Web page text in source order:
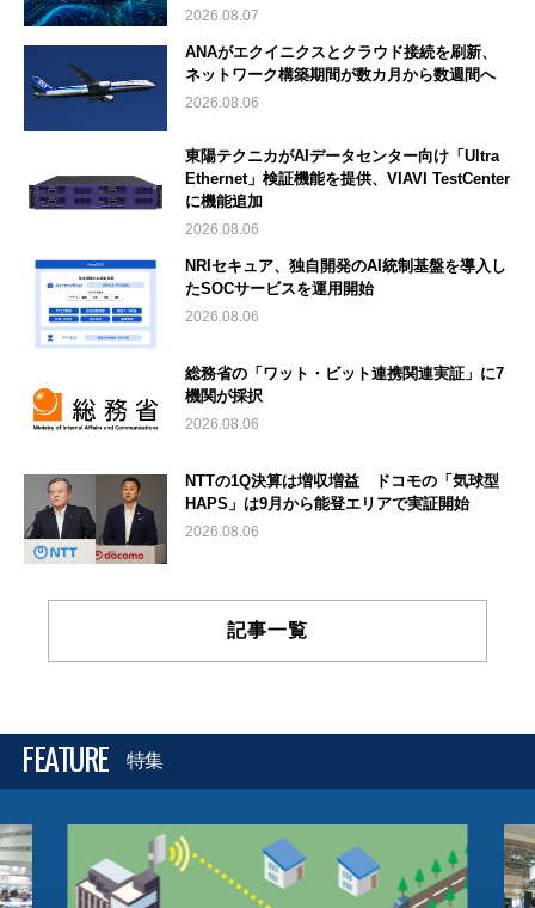
2026.08.07
ANAがエクイニクスとクラウド接続を刷新、
ネットワーク構築期間が数カ月から数週間へ
2026.08.06
東陽テクニカがAIデータセンター向け「Ultra
Ethernet」検証機能を提供、VIAVI TestCenter
に機能追加
2026.08.06
NRIセキュア、独自開発のAI統制基盤を導入し
たSOCサービスを運用開始
2026.08.06
総務省の「ワット・ビット連携関連実証」に7
機関が採択
2026.08.06
NTTの1Q決算は増収増益 ドコモの「気球型
HAPS」は9月から能登エリアで実証開始
2026.08.06
記事一覧
FEATURE 特集